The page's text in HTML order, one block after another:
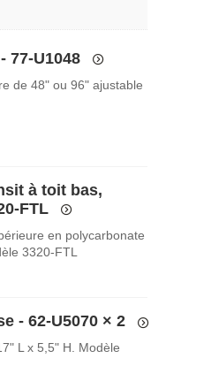
77-U1048
de 48" ou 96" ajustable
à toit bas,
FTL
en polycarbonate
3320-FTL
- 62-U5070 × 2
L x 5,5" H. Modèle